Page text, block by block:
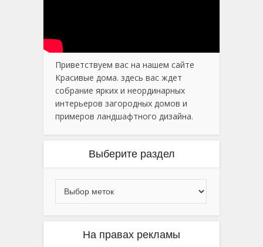
Приветствуем вас на нашем сайте
Красивые дома. здесь вас ждет
собрание ярких и неординарных
интерьеров загородных домов и
примеров ландшафтного дизайна.
Выберите раздел
На правах рекламы